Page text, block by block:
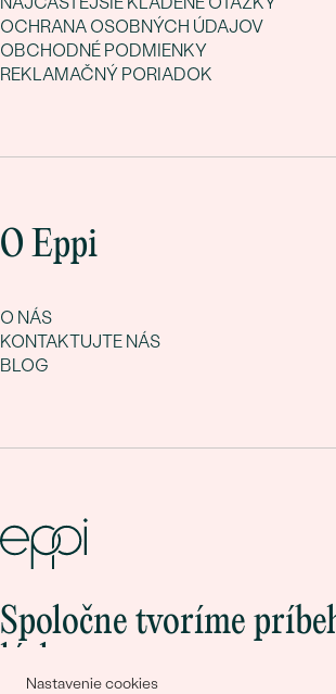
Nastavenie cookies
OCHRANA OSOBNÝCH ÚDAJOV
OBCHODNÉ PODMIENKY
REKLAMAČNÝ PORIADOK
O Eppi
O NÁS
KONTAKTUJTE NÁS
BLOG
Spoločne tvoríme